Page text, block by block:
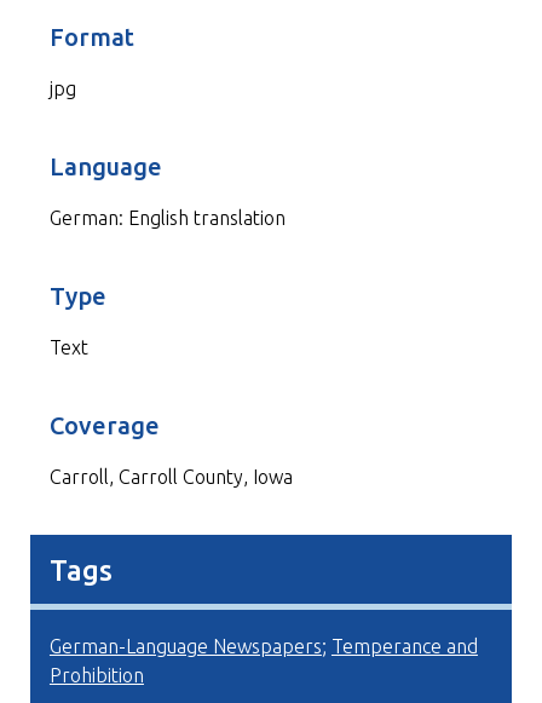
Format
jpg
Language
German: English translation
Type
Text
Coverage
Carroll, Carroll County, Iowa
Tags
German-Language Newspapers; Temperance and
Prohibition